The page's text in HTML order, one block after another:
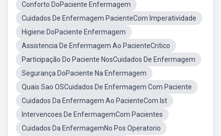
Conforto DoPaciente Enfermagem
Cuidados De Enfermagem PacienteCom Imperatividade
Higiene DoPaciente Enfermagem
Assistencia De Enfermagem Ao PacienteCritico
Participação Do Paciente NosCuidados De Enfermagem
Segurança DoPaciente Na Enfermagem
Quais Sao OSCuidados De Enfermagem Com Paciente
Cuidados Da Enfermagem Ao PacienteCom Ist
Intervencoes De EnfermagemCom Pacientes
Cuidados Da EnfermagemNo Pos Operatorio